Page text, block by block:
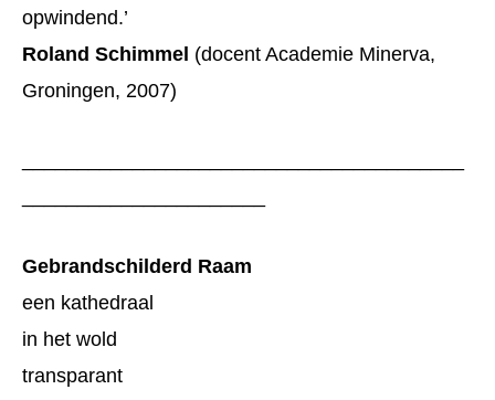
opwindend.’
Roland Schimmel (docent Academie Minerva,
Groningen, 2007)
Gebrandschilderd Raam
een kathedraal
in het wold
transparant